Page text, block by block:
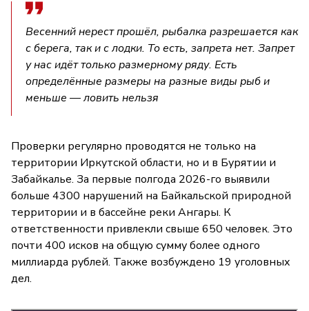
Весенний нерест прошёл, рыбалка разрешается как
с берега, так и с лодки. То есть, запрета нет. Запрет
у нас идёт только размерному ряду. Есть
определённые размеры на разные виды рыб и
меньше — ловить нельзя
Проверки регулярно проводятся не только на
территории Иркутской области, но и в Бурятии и
Забайкалье. За первые полгода 2026-го выявили
больше 4300 нарушений на Байкальской природной
территории и в бассейне реки Ангары. К
ответственности привлекли свыше 650 человек. Это
почти 400 исков на общую сумму более одного
миллиарда рублей. Также возбуждено 19 уголовных
дел.